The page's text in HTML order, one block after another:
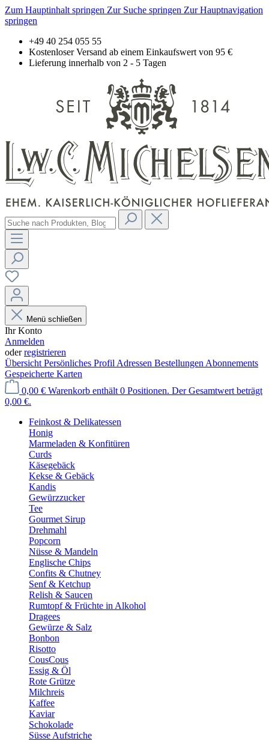
Zum Hauptinhalt springen Zur Suche springen Zur Hauptnavigation
springen
+49 40 254 055 55
Kostenloser Versand ab einem Einkaufswert von 95 €
Lieferung innerhalb von 2 - 5 Tagen
Menü schließen
Ihr Konto
Anmelden
oderregistrieren
Übersicht Persönliches Profil Adressen Bestellungen Abonnements
Gespeicherte Karten
0,00 € Warenkorb enthält 0 Positionen. Der Gesamtwert beträgt
0,00 €.
Feinkost & Delikatessen
Honig
Marmeladen & Konfitüren
Curds
Käsegebäck
Kekse & Gebäck
Kandis
Gewürzzucker
Tee
Gourmet Sirup
Drehmahl
Popcorn
Nüsse & Mandeln
Englische Chips
Confits & Chutney
Senf & Ketchup
Relish & Saucen
Rumtopf & Früchte in Alkohol
Dragees
Gewürze & Salz
Bonbon
Risotto
CousCous
Essig & Öl
Rote Grütze
Milchreis
Kaffee
Kaviar
Schokolade
Süsse Aufstriche